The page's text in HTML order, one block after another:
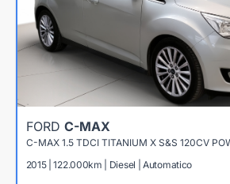
FORD C-MAX
C-MAX 1.5 TDCI TITANIUM X S&S 120CV
2015 | 122.000km | Diesel | Automatico